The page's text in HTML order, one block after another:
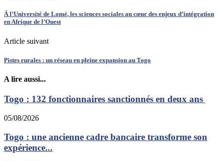
À l’Université de Lomé, les sciences sociales au cœur des enjeux d’intégration
en Afrique de l’Ouest
Article suivant
Pistes rurales : un réseau en pleine expansion au Togo
A lire aussi...
Togo : 132 fonctionnaires sanctionnés en deux ans
05/08/2026
Togo : une ancienne cadre bancaire transforme son
expérience...